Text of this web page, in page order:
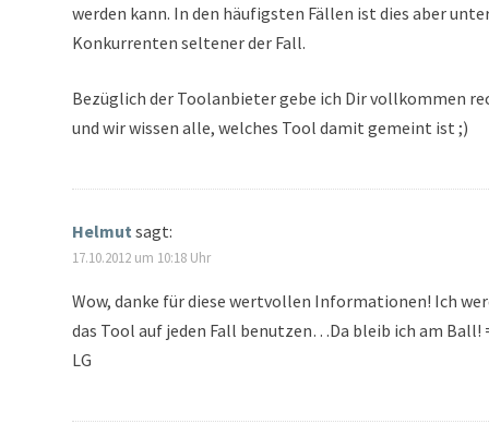
werden kann. In den häufigsten Fällen ist dies aber
Konkurrenten seltener der Fall.
Bezüglich der Toolanbieter gebe ich Dir vollkommen
und wir wissen alle, welches Tool damit gemeint ist ;)
Helmut sagt:
17.10.2012 um 10:18 Uhr
Wow, danke für diese wertvollen Informationen! Ich
das Tool auf jeden Fall benutzen…Da bleib ich am Ball!
LG